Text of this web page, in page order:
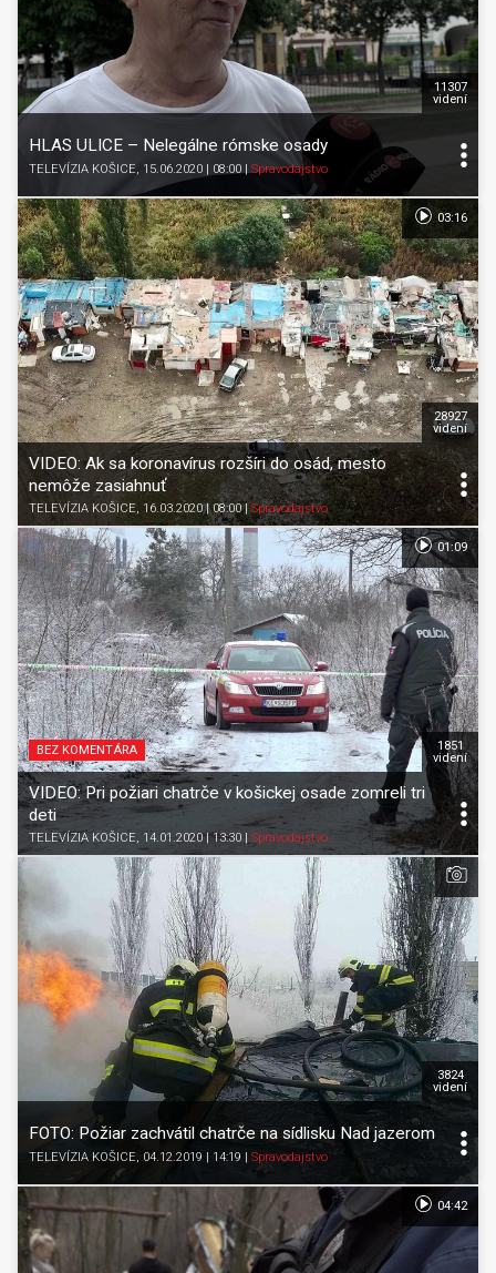
HLAS ULICE – Nelegálne rómske osady
TELEVÍZIA KOŠICE, 15.06.2020 | 08:00 | Spravodajstvo
11307
videní
VIDEO: Ak sa koronavírus rozšíri do osád, mesto
nemôže zasiahnuť
TELEVÍZIA KOŠICE, 16.03.2020 | 08:00| Spravodajstvo
28927
videní
03:16
BEZ KOMENTÁRA
VIDEO: Pri požiari chatrče v košickej osade zomreli tri
deti
TELEVÍZIA KOŠICE, 14.01.2020 | 13:30 Spravodajstvo
1851
videní
01:09
FOTO: Požiar zachvátil chatrče na sídlisku Nad jazerom
TELEVÍZIA KOŠICE, 04.12.2019 | 14:19 | Spravodajstvo
3824
videní
04:42